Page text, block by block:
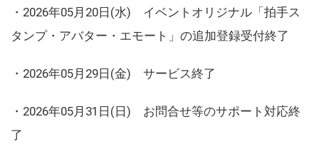
・2026年05月20日(水) イベントオリジナル「拍手ス
タンプ・アバター・エモート」の追加登録受付終了
・2026年05月29日(金) サービス終了
・2026年05月31日(日) お問合せ等のサポート対応終
了